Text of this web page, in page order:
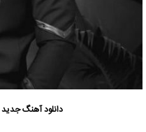
دانلود آهنگ جدید